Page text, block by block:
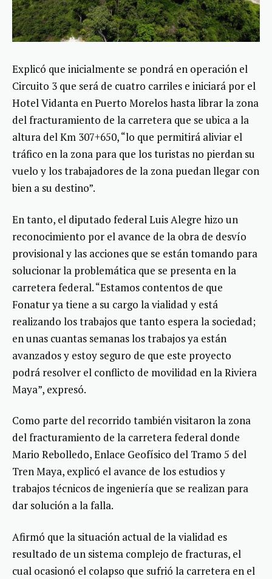
Explicó que inicialmente se pondrá en operación el
Circuito 3 que será de cuatro carriles e iniciará por el
Hotel Vidanta en Puerto Morelos hasta librar la zona
del fracturamiento de la carretera que se ubica a la
altura del Km 307+650, “lo que permitirá aliviar el
tráfico en la zona para que los turistas no pierdan su
vuelo y los trabajadores de la zona puedan llegar con
bien a su destino”.
En tanto, el diputado federal Luis Alegre hizo un
reconocimiento por el avance de la obra de desvío
provisional y las acciones que se están tomando para
solucionar la problemática que se presenta en la
carretera federal. “Estamos contentos de que
Fonatur ya tiene a su cargo la vialidad y está
realizando los trabajos que tanto espera la sociedad;
en unas cuantas semanas los trabajos ya están
avanzados y estoy seguro de que este proyecto
podrá resolver el conflicto de movilidad en la Riviera
Maya”, expresó.
Como parte del recorrido también visitaron la zona
del fracturamiento de la carretera federal donde
Mario Rebolledo, Enlace Geofísico del Tramo 5 del
Tren Maya, explicó el avance de los estudios y
trabajos técnicos de ingeniería que se realizan para
dar solución a la falla.
Afirmó que la situación actual de la vialidad es
resultado de un sistema complejo de fracturas, el
cual ocasionó el colapso que sufrió la carretera en el